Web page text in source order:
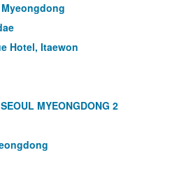
Hotel, Itaewon
MYEONGDONG 2